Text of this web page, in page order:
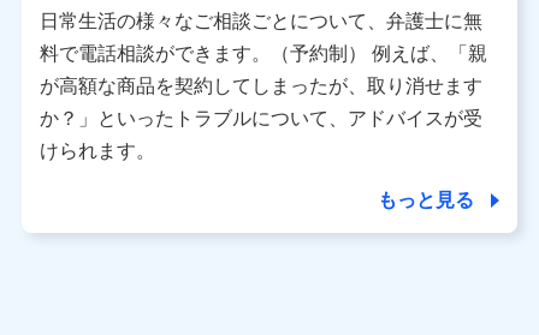
所、dポイント残高、dポイント利用履歴などが含まれます。
利用情報
当社又は株式会社NTTドコモが提供する各種サービスなどの
ご契約・ご利用などに関する情報。例として、当社又は株式
会社NTTドコモが提供する各種サービスのご契約状態・ご利
用履歴インターネット利用時の行動に関する情報、アプリケ
ーション利用時の行動に関する情報、購入されたサービスや
当社又は株式会社NTTドコモが提供する保険関連サービスに
日常生活の様々なご相談ごとについて、弁護士に無
料で電話相談ができます。（予約制） 例えば、「親
が高額な商品を契約してしまったが、取り消せます
か？」といったトラブルについて、アドバイスが受
けられます。
もっと見る